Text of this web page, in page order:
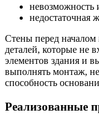
невозможность
недостаточная
Стены перед
деталей, которые не
элементов здания и
выполнять монтаж,
способность
Реализованные